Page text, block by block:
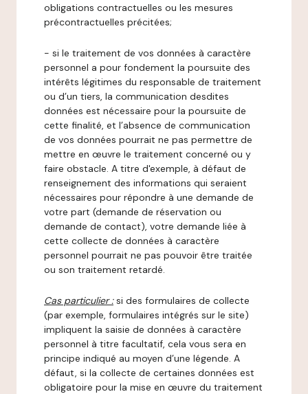
obligations contractuelles ou les mesures
précontractuelles précitées;
- si le traitement de vos données à caractère
personnel a pour fondement la poursuite des
intérêts légitimes du responsable de traitement
ou d’un tiers, la communication desdites
données est nécessaire pour la poursuite de
cette finalité, et l’absence de communication
de vos données pourrait ne pas permettre de
mettre en œuvre le traitement concerné ou y
faire obstacle. A titre d'exemple, à défaut de
renseignement des informations qui seraient
nécessaires pour répondre à une demande de
votre part (demande de réservation ou
demande de contact), votre demande liée à
cette collecte de données à caractère
personnel pourrait ne pas pouvoir être traitée
ou son traitement retardé.
Cas particulier : si des formulaires de collecte
(par exemple, formulaires intégrés sur le site)
impliquent la saisie de données à caractère
personnel à titre facultatif, cela vous sera en
principe indiqué au moyen d’une légende. A
défaut, si la collecte de certaines données est
obligatoire pour la mise en œuvre du traitement